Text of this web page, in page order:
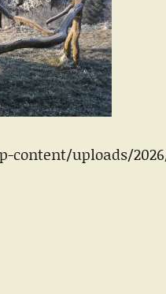
uploads/2026/